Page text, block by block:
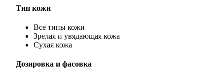
Тип кожи
Все типы кожи
Зрелая и увядающая кожа
Сухая кожа
Дозировка и фасовка